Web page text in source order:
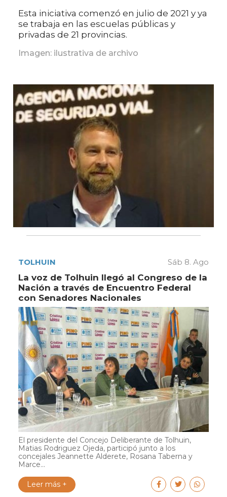
Esta iniciativa comenzó en julio de 2021 y ya
se trabaja en las escuelas públicas y
privadas de 21 provincias.
Imagen: ilustrativa de archivo
TOLHUIN Sáb 8. Ago
La voz de Tolhuin llegó al Congreso de la
Nación a través de Encuentro Federal
con Senadores Nacionales
El presidente del Concejo Deliberante de Tolhuin,
Matias Rodriguez Ojeda, participó junto a los
concejales Jeannette Alderete, Rosana Taberna y
Marce...
Leer más +